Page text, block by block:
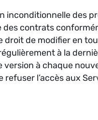
inconditionnelle des
des contrats
droit de modifier en
à la
version à chaque
refuser l’accès aux